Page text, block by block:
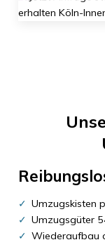
Umzugskisten
Umzugsgüter
Wiederaufbau